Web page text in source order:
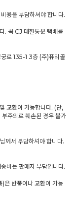
용을 부담하셔야 합니다.
. 꼭 CJ 대한통운 택배를
로 135-1 3층 (주)퓨리골
교환이 가능합니다. (단,
주의로 훼손된 경우 불가
께서 부담하셔야 합니다.
비는 판매자 부담입니다.
)은 반품이나 교환이 가능